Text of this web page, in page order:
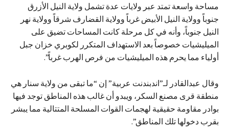
مساحة واسعة تمتد عبر ولايات عدة تشمل ولاية النيل الأزرق
جنوباً وولاية النيل الأبيض غرباً وولاية القضارف شرقاً وولاية نهر
النيل جنوباً، وأنه في كل مرحلة كانت المساحات تضيق على
الميليشيات خصوصاً بعد الاستهداف المتكرر لكوبري خزان جبل
أولياء مما يحرم هذه الميليشيات من فرص الهرب غرباً”.
وقال عبدالقادر لـ”اندبندنت عربية” إن “ما تبقى من ولاية سنار هي
منطقة قرى مصنع السكر، ويبدو أن غالب هذه المناطق توجد فيها
بوادر مقاومة حقيقية لهجمات القوات المسلحة المتتالية مما يبشر
بقرب دخولها تلك المناطق”.